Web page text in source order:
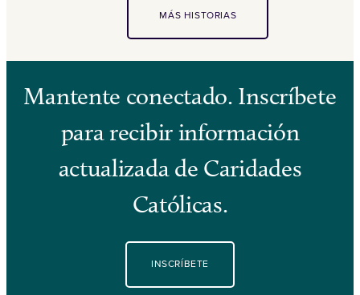
MÁS HISTORIAS
Mantente conectado. Inscríbete
para recibir información
actualizada de Caridades
Católicas.
INSCRÍBETE